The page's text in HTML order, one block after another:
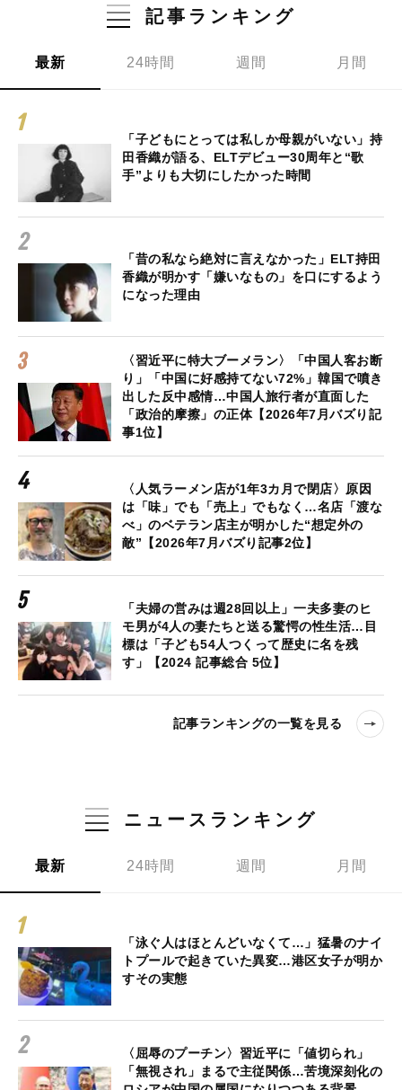
記事ランキング
最新 24時間 週間 月間
「子どもにとっては私しか母親がいない」持
田香織が語る、ELTデビュー30周年と“歌
手”よりも大切にしたかった時間
「昔の私なら絶対に言えなかった」ELT持田
香織が明かす「嫌いなもの」を口にするよう
になった理由
〈習近平に特大ブーメラン〉「中国人客お断
り」「中国に好感持てない72%」韓国で噴き
出した反中感情…中国人旅行者が直面した
「政治的摩擦」の正体【2026年7月バズり記
事1位】
〈人気ラーメン店が1年3カ月で閉店〉原因
は「味」でも「売上」でもなく…名店「渡な
べ」のベテラン店主が明かした“想定外の
敵”【2026年7月バズり記事2位】
「夫婦の営みは週28回以上」一夫多妻のヒ
モ男が4人の妻たちと送る驚愕の性生活…目
標は「子ども54人つくって歴史に名を残
す」【2024 記事総合 5位】
記事ランキングの一覧を見る
ニュースランキング
最新 24時間 週間 月間
「泳ぐ人はほとんどいなくて…」猛暑のナイ
トプールで起きていた異変…港区女子が明か
すその実態
〈屈辱のプーチン〉習近平に「値切られ」
「無視され」まるで主従関係…苦境深刻化の